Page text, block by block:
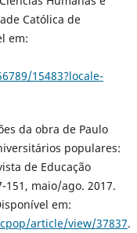
Católica de
em:
15483?locale-
da obra de Paulo
populares:
de Educação
151, maio/ago. 2017.
em:
article/view/37837.